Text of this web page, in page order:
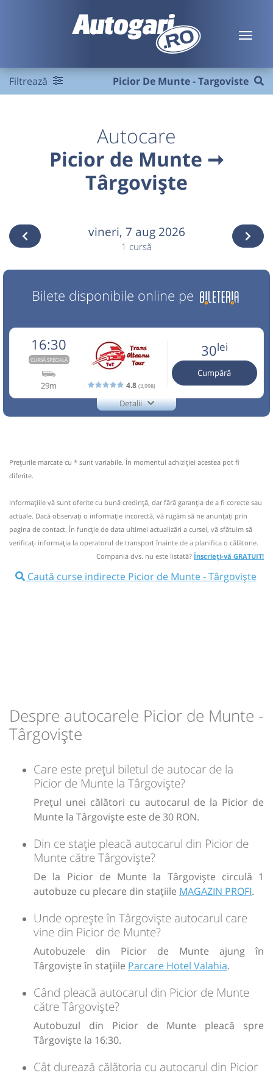
Filtrează Picior De Munte - Targoviste
Autocare
Picior de Munte ➞
Târgoviște
vineri, 7 aug 2026
1 cursă
Bilete disponibile online pe
16:30
CURSĂ SPECIALĂ
29m 4.8 (3,998)
30lei
Cumpără
Detalii
Trans Olteanu Tour
Nu a circulat?Semnalați aici un comentariu )
Pune poze din călătoria ta ⤣
Picior de Munte MAGAZIN PROFI
Minivan: Craiova Târgoviște Brasov
30lei
Prețurile marcate cu * sunt variabile. În momentul achiziției acestea pot fi
diferite.
Informaţiile vă sunt oferite cu bună credinţă, dar fără garanţia de a fi corecte sau
actuale. Dacă observați o informaţie incorectă, vă rugăm să ne anunțați prin
pagina de contact. În funcție de data ultimei actualizări a cursei, vă sfătuim să
verificaţi informaţia la operatorul de transport înainte de a planifica o călătorie.
Compania dvs. nu este listată?Înscrieți-vă GRATUIT!
Caută curse indirecte Picior de Munte - Târgoviște
Despre autocarele Picior de Munte -
Târgoviște
Care este prețul biletul de autocar de la
Picior de Munte la Târgoviște?
Prețul unei călători cu autocarul de la Picior de
Munte la Târgoviște este de 30 RON.
Din ce stație pleacă autocarul din Picior de
Munte către Târgoviște?
De la Picior de Munte la Târgoviște circulă 1
autobuze cu plecare din stațiile MAGAZIN PROFI.
Unde oprește în Târgoviște autocarul care
vine din Picior de Munte?
Autobuzele din Picior de Munte ajung în
Târgoviște în stațiile Parcare Hotel Valahia.
Când pleacă autocarul din Picior de Munte
către Târgoviște?
Autobuzul din Picior de Munte pleacă spre
Târgoviște la 16:30.
Cât durează călătoria cu autocarul din Picior